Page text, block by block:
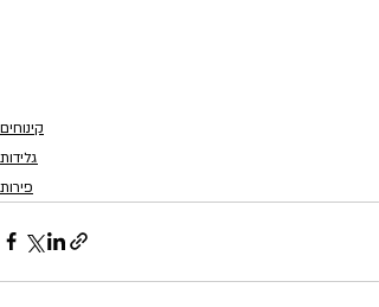
קינוחים
גלידות
פירות